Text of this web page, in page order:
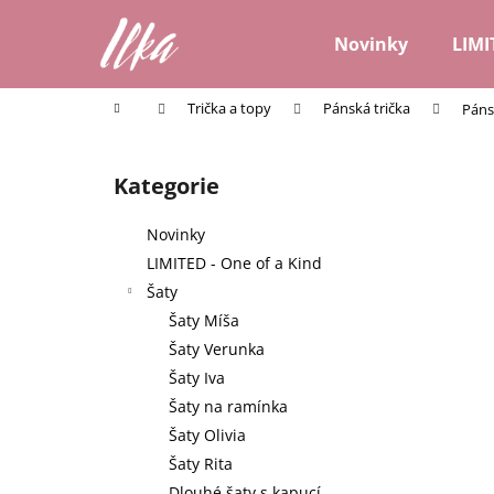
Novinky
Domů Trička a topy Pánská trička
Přeskočit
kategorie
Kategorie
Novinky
LIMITED - One of a Kind
Šaty
Šaty Míša
Šaty Verunka
Šaty Iva
Šaty na ramínka
Šaty Olivia
Šaty Rita
í
Zpět
do
Zpět
do